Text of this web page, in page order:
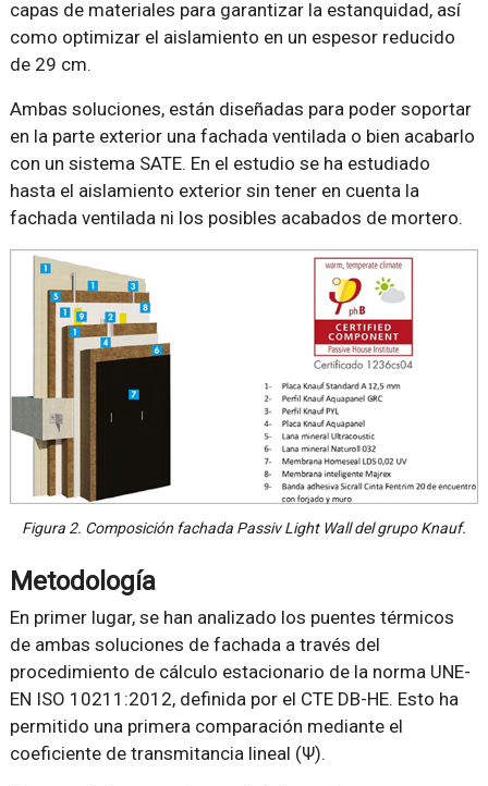
capas de materiales para garantizar la estanquidad, así
como optimizar el aislamiento en un espesor reducido
de 29 cm.
Ambas soluciones, están diseñadas para poder soportar
en la parte exterior una fachada ventilada o bien acabarlo
con un sistema SATE. En el estudio se ha estudiado
hasta el aislamiento exterior sin tener en cuenta la
fachada ventilada ni los posibles acabados de mortero.
Figura 2. Composición fachada Passiv Light Wall del grupo Knauf.
Metodología
En primer lugar, se han analizado los puentes térmicos
de ambas soluciones de fachada a través del
procedimiento de cálculo estacionario de la norma UNE-
EN ISO 10211:2012, definida por el CTE DB-HE. Esto ha
permitido una primera comparación mediante el
coeficiente de transmitancia lineal (Ψ).